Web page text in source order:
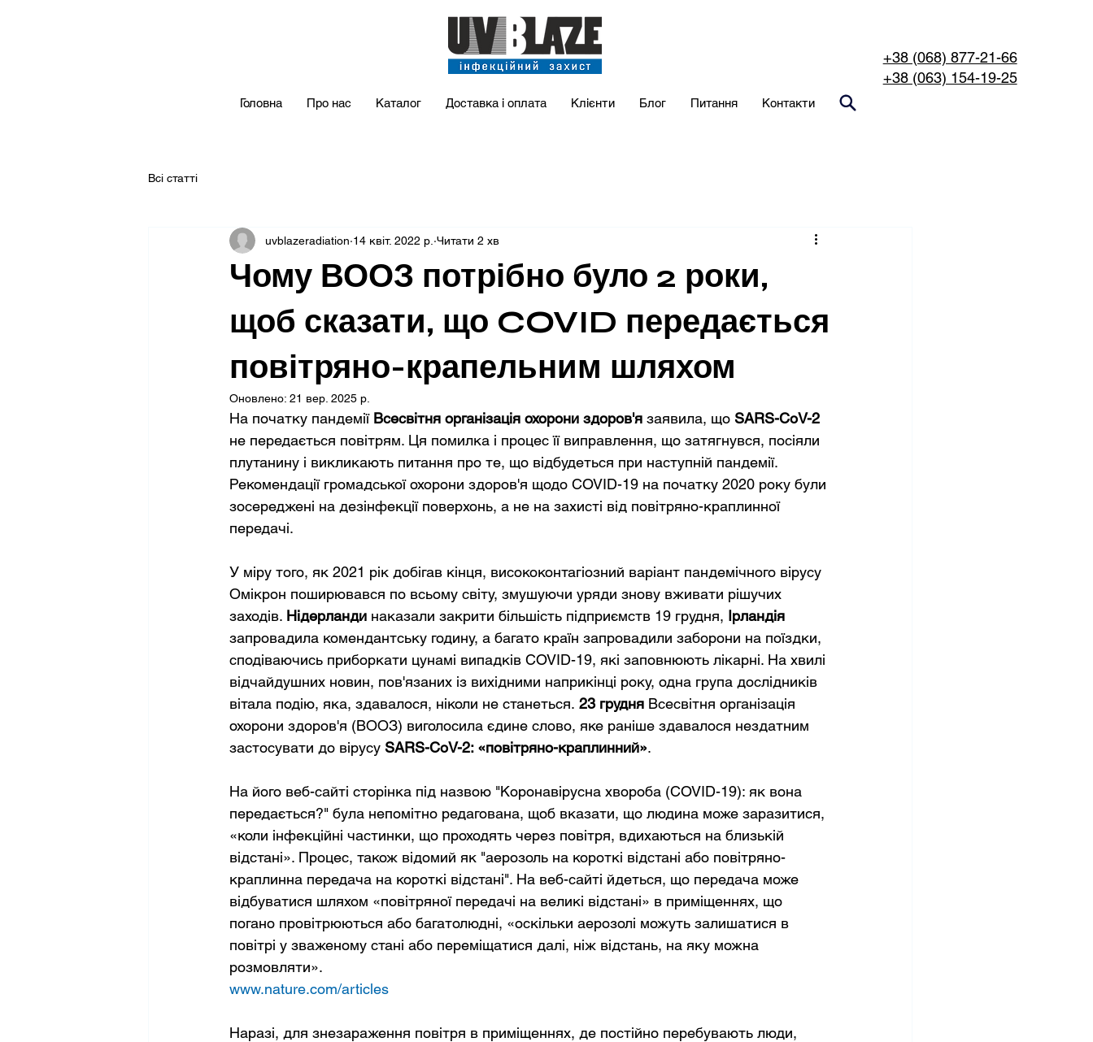
Головна Про нас Каталог Доставка і оплата Клієнти Блог Питання Контакти
+38 (068) 877-21-66
+38 (063) 154-19-25
Всі статті
Чому ВООЗ потрібно було 2 роки,
щоб сказати, що COVID передається
повітряно-крапельним шляхом
uvblazeradiation 14 квіт. 2022 р. Читати 2 хв
Оновлено: 21 вер. 2025 р.
На початку пандемії Всесвітня організація охорони здоров'я заявила, що SARS-CoV-2
не передається повітрям. Ця помилка і процес її виправлення, що затягнувся, посіяли
плутанину і викликають питання про те, що відбудеться при наступній пандемії.
Рекомендації громадської охорони здоров'я щодо COVID-19 на початку 2020 року були
зосереджені на дезінфекції поверхонь, а не на захисті від повітряно-краплинної
передачі.
У міру того, як 2021 рік добігав кінця, висококонтагіозний варіант пандемічного вірусу
Омікрон поширювався по всьому світу, змушуючи уряди знову вживати рішучих
заходів. Нідерланди наказали закрити більшість підприємств 19 грудня, Ірландія
запровадила комендантську годину, а багато країн запровадили заборони на поїздки,
сподіваючись приборкати цунамі випадків COVID-19, які заповнюють лікарні. На хвилі
відчайдушних новин, пов'язаних із вихідними наприкінці року, одна група дослідників
вітала подію, яка, здавалося, ніколи не станеться. 23 грудня Всесвітня організація
охорони здоров'я (ВООЗ) виголосила єдине слово, яке раніше здавалося нездатним
застосувати до вірусу SARS-CoV-2: «повітряно-краплинний».
На його веб-сайті сторінка під назвою "Коронавірусна хвороба (COVID-19): як вона
передається?" була непомітно редагована, щоб вказати, що людина може заразитися,
«коли інфекційні частинки, що проходять через повітря, вдихаються на близькій
відстані». Процес, також відомий як "аерозоль на короткі відстані або повітряно-
краплинна передача на короткі відстані". На веб-сайті йдеться, що передача може
відбуватися шляхом «повітряної передачі на великі відстані» в приміщеннях, що
погано провітрюються або багатолюдні, «оскільки аерозолі можуть залишатися в
повітрі у зваженому стані або переміщатися далі, ніж відстань, на яку можна
розмовляти».
www.nature.com/articles
Наразі, для знезараження повітря в приміщеннях, де постійно перебувають люди,